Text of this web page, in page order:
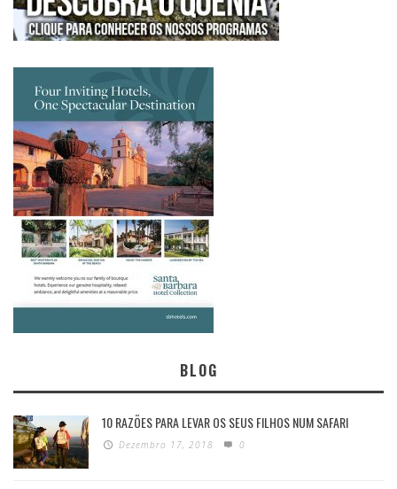
BLOG
10 RAZÕES PARA LEVAR OS SEUS FILHOS NUM SAFARI
Dezembro 17, 2018 0